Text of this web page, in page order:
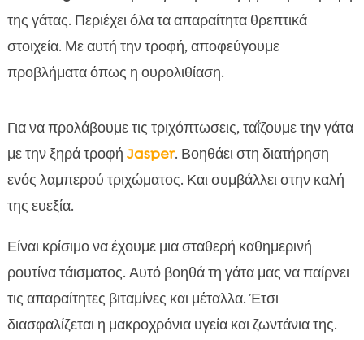
της γάτας. Περιέχει όλα τα απαραίτητα θρεπτικά
στοιχεία. Με αυτή την τροφή, αποφεύγουμε
προβλήματα όπως η ουρολιθίαση.
Για να προλάβουμε τις τριχόπτωσεις, ταΐζουμε την γάτα
με την ξηρά τροφή Jasper. Βοηθάει στη διατήρηση
ενός λαμπερού τριχώματος. Και συμβάλλει στην καλή
της ευεξία.
Είναι κρίσιμο να έχουμε μια σταθερή καθημερινή
ρουτίνα τάισματος. Αυτό βοηθά τη γάτα μας να παίρνει
τις απαραίτητες βιταμίνες και μέταλλα. Έτσι
διασφαλίζεται η μακροχρόνια υγεία και ζωντάνια της.